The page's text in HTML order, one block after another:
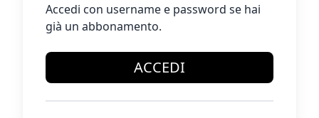
Accedi con username e password se hai
già un abbonamento.
ACCEDI